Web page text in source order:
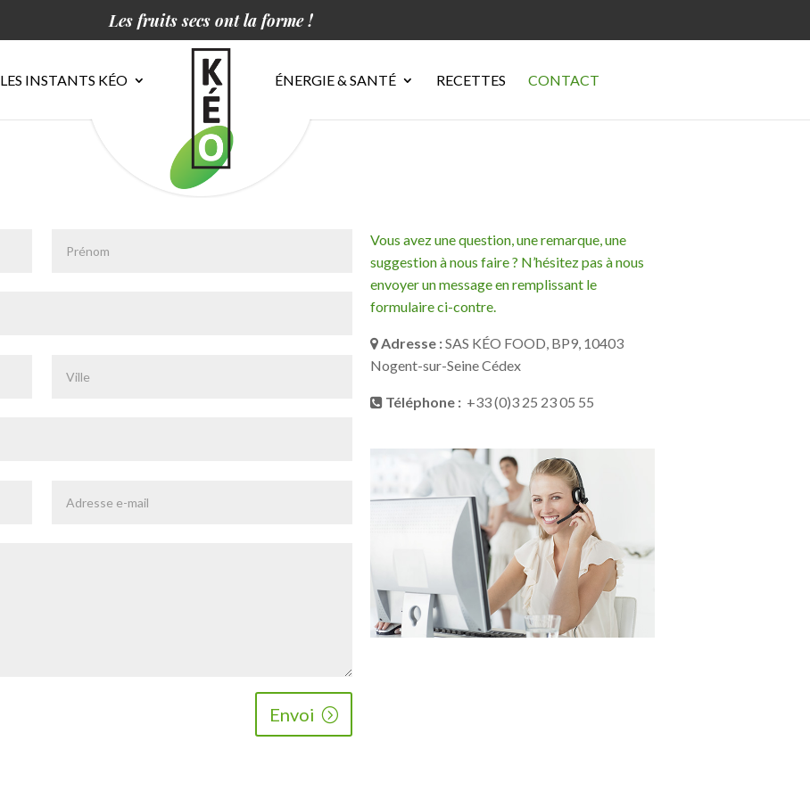
Les fruits secs ont la forme !
LES INSTANTS KÉO ÉNERGIE & SANTÉ RECETTES CONTACT
Envoi
Vous avez une question, une remarque, une
suggestion à nous faire ? N’hésitez pas à nous
envoyer un message en remplissant le
formulaire ci-contre.
Adresse :SAS KÉO FOOD, BP9, 10403
Nogent-sur-Seine Cédex
Téléphone : +33 (0)3 25 23 05 55